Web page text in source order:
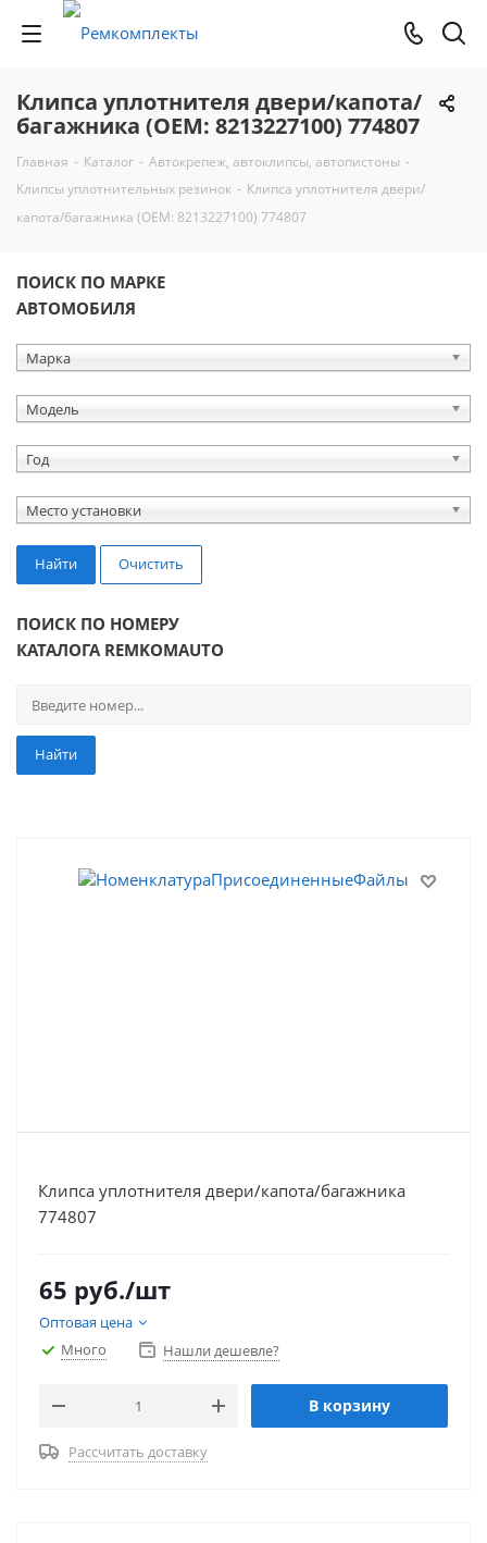
Клипса уплотнителя двери/капота/
багажника (OEM: 8213227100) 774807
Главная - Каталог - Автокрепеж, автоклипсы, автопистоны -
Клипсы уплотнительных резинок - Клипса уплотнителя двери/
капота/багажника (OEM: 8213227100) 774807
ПОИСК ПО МАРКЕ
АВТОМОБИЛЯ
Марка
Модель
Год
Место установки
Найти Очистить
ПОИСК ПО НОМЕРУ
КАТАЛОГА REMKOMAUTO
Найти
Клипса уплотнителя двери/капота/багажника
774807
65 руб./шт
Оптовая цена
Много
Нашли дешевле?
В корзину
Рассчитать доставку